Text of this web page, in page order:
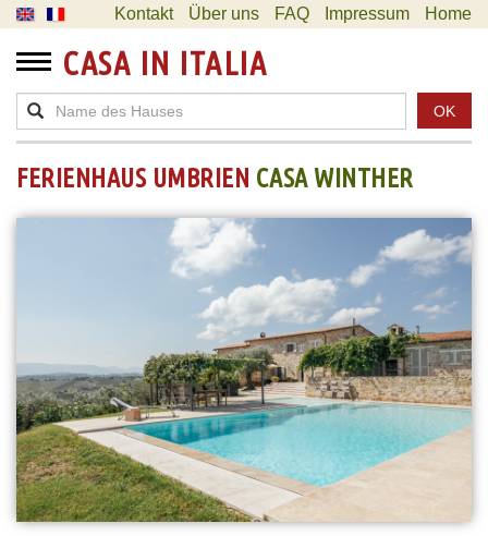
Kontakt Über uns FAQ Impressum Home
CASA IN ITALIA
OK
FERIENHAUS UMBRIEN CASA WINTHER